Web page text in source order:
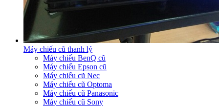
Máy chiếu cũ thanh lý
Máy chiếu BenQ cũ
Máy chiếu Epson cũ
Máy chiếu cũ Nec
Máy chiếu cũ Optoma
Máy chiếu cũ Panasonic
Máy chiếu cũ Sony